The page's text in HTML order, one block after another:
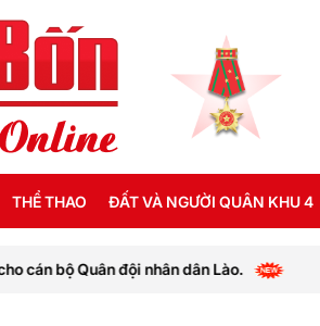
THỂ THAO ĐẤT VÀ NGƯỜI QUÂN KHU 4
nhân dân Lào. V-League